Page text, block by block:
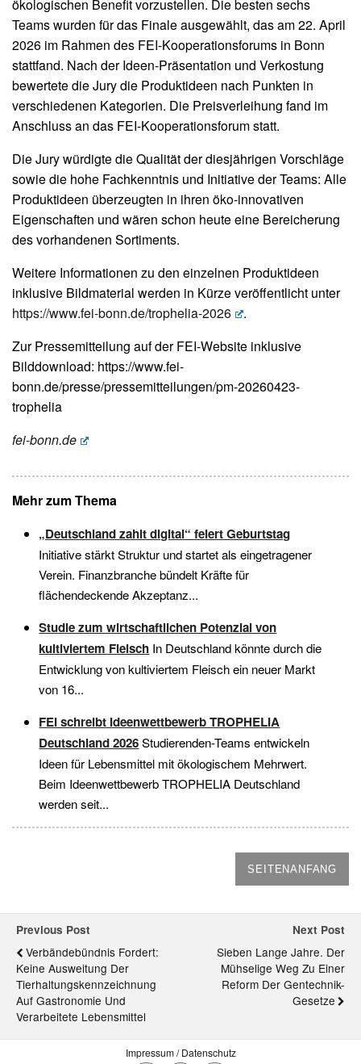
ökologischen Benefit vorzustellen. Die besten sechs
Teams wurden für das Finale ausgewählt, das am 22. April
2026 im Rahmen des FEI-Kooperationsforums in Bonn
stattfand. Nach der Ideen-Präsentation und Verkostung
bewertete die Jury die Produktideen nach Punkten in
verschiedenen Kategorien. Die Preisverleihung fand im
Anschluss an das FEI-Kooperationsforum statt.
Die Jury würdigte die Qualität der diesjährigen Vorschläge
sowie die hohe Fachkenntnis und Initiative der Teams: Alle
Produktideen überzeugten in ihren öko-innovativen
Eigenschaften und wären schon heute eine Bereicherung
des vorhandenen Sortiments.
Weitere Informationen zu den einzelnen Produktideen
inklusive Bildmaterial werden in Kürze veröffentlicht unter
https://www.fei-bonn.de/trophelia-2026
.
Zur Pressemitteilung auf der FEI-Website inklusive
Bilddownload: https://www.fei-
bonn.de/presse/pressemitteilungen/pm-20260423-
trophelia
fei-bonn.de
Mehr zum Thema
„Deutschland zahlt digital“ feiert Geburtstag
Initiative stärkt Struktur und startet als eingetragener
Verein. Finanzbranche bündelt Kräfte für
flächendeckende Akzeptanz...
Studie zum wirtschaftlichen Potenzial von
kultiviertem Fleisch In Deutschland könnte durch die
Entwicklung von kultiviertem Fleisch ein neuer Markt
von 16...
FEI schreibt Ideenwettbewerb TROPHELIA
Deutschland 2026Studierenden-Teams entwickeln
Ideen für Lebensmittel mit ökologischem Mehrwert.
Beim Ideenwettbewerb TROPHELIA Deutschland
werden seit...
SEITENANFANG
Previous Post
Verbändebündnis Fordert:
Keine Ausweitung Der
Tierhaltungskennzeichnung
Auf Gastronomie Und
Verarbeitete Lebensmittel
Next Post
Sieben Lange Jahre. Der
Mühselige Weg Zu Einer
Reform Der Gentechnik-
Gesetze
Impressum / Datenschutz